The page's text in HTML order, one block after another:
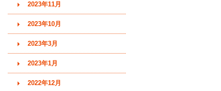
2023年11月
2023年10月
2023年3月
2023年1月
2022年12月